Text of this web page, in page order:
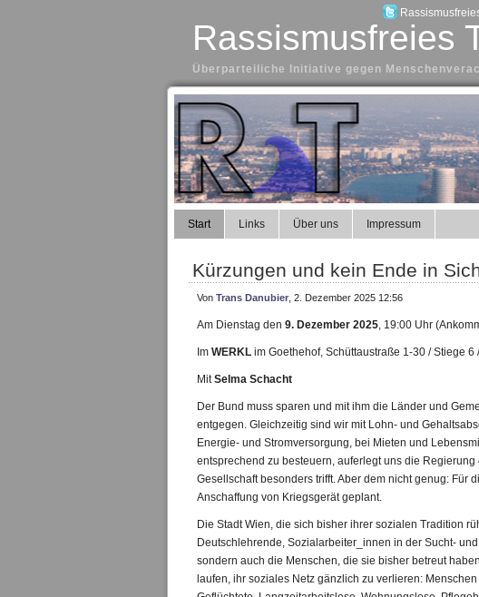
Rassismusfreies
Überparteiliche Initiative gegen
Start Links Über uns Impressum
Kürzungen und kein Ende in
Von Trans Danubier , 2. Dezember 2025 12:56
Am Dienstag den 9. Dezember 2025, 19:00 Uhr
Im WERKL im Goethehof, Schüttaustraße 1-30 / Stiege 6
MitSelma Schacht
Der Bund muss sparen und mit ihm die Länder und
entgegen. Gleichzeitig sind wir mit Lohn- und
Energie- und Stromversorgung, bei Mieten und
entsprechend zu besteuern, auferlegt uns die
Gesellschaft besonders trifft. Aber dem nicht genug: Für
Anschaffung von Kriegsgerät geplant.
Die Stadt Wien, die sich bisher ihrer sozialen Tradition
Deutschlehrende, Sozialarbeiter_innen in der Sucht-
sondern auch die Menschen, die sie bisher betreut
laufen, ihr soziales Netz gänzlich zu verlieren: